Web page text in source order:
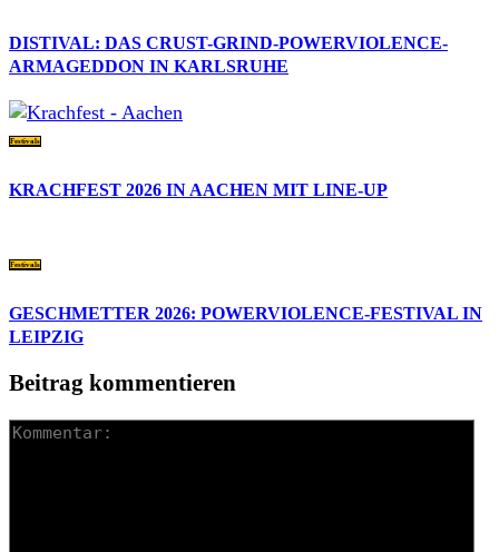
DISTIVAL: DAS CRUST-GRIND-POWERVIOLENCE-
ARMAGEDDON IN KARLSRUHE
Festivals
KRACHFEST 2026 IN AACHEN MIT LINE-UP
Festivals
GESCHMETTER 2026: POWERVIOLENCE-FESTIVAL IN
LEIPZIG
Beitrag kommentieren